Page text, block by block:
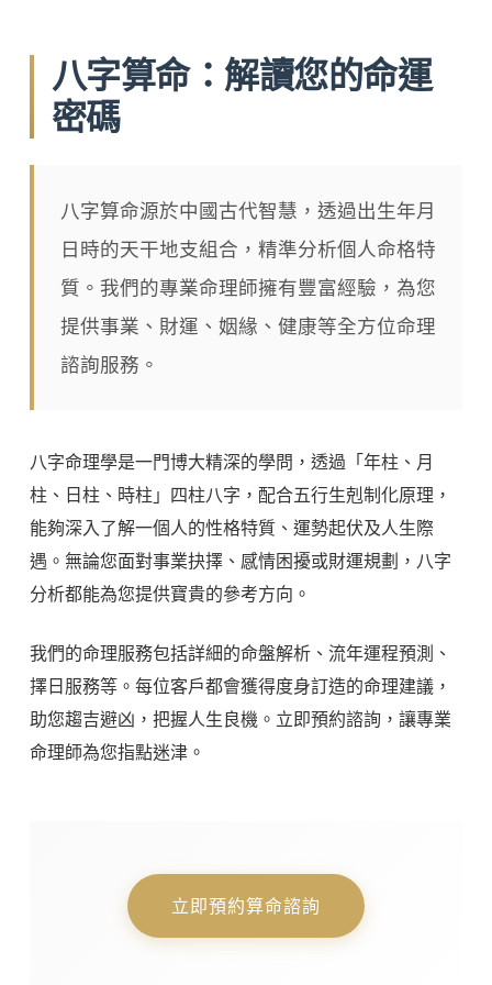
八字算命：解讀您的命運
密碼
八字算命源於中國古代智慧，透過出生年月
日時的天干地支組合，精準分析個人命格特
質。我們的專業命理師擁有豐富經驗，為您
提供事業、財運、姻緣、健康等全方位命理
諮詢服務。
八字命理學是一門博大精深的學問，透過「年柱、月
柱、日柱、時柱」四柱八字，配合五行生剋制化原理，
能夠深入了解一個人的性格特質、運勢起伏及人生際
遇。無論您面對事業抉擇、感情困擾或財運規劃，八字
分析都能為您提供寶貴的參考方向。
我們的命理服務包括詳細的命盤解析、流年運程預測、
擇日服務等。每位客戶都會獲得度身訂造的命理建議，
助您趨吉避凶，把握人生良機。立即預約諮詢，讓專業
命理師為您指點迷津。
立即預約算命諮詢